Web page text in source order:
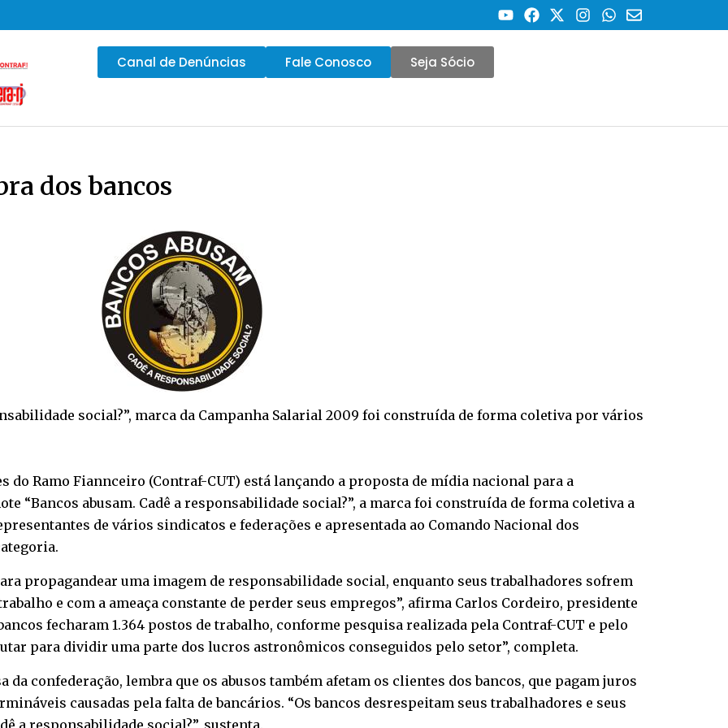
Canal de Denúncias Fale Conosco Seja Sócio
dos bancos
social?”, marca da Campanha Salarial 2009 foi construída de forma coletiva por vários
do Ramo Fiannceiro (Contraf-CUT) está lançando a proposta de mídia nacional para a
“Bancos abusam. Cadê a responsabilidade social?”, a marca foi construída de forma coletiva a
de vários sindicatos e federações e apresentada ao Comando Nacional dos
propagandear uma imagem de responsabilidade social, enquanto seus trabalhadores sofrem
e com a ameaça constante de perder seus empregos”, afirma Carlos Cordeiro, presidente
fecharam 1.364 postos de trabalho, conforme pesquisa realizada pela Contraf-CUT e pelo
para dividir uma parte dos lucros astronômicos conseguidos pelo setor”, completa.
confederação, lembra que os abusos também afetam os clientes dos bancos, que pagam juros
causadas pela falta de bancários. “Os bancos desrespeitam seus trabalhadores e seus